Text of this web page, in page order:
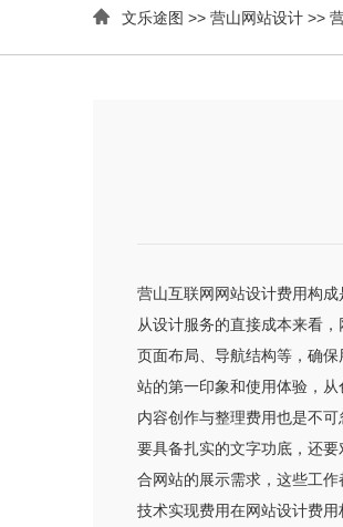
 文乐途图 >> 营山网站设计 >>
营山互联网网站设计费用构
从设计服务的直接成本来看
页面布局、导航结构等，确
站的第一印象和使用体验，
内容创作与整理费用也是不
要具备扎实的文字功底，还
合网站的展示需求，这些工作
技术实现费用在网站设计费